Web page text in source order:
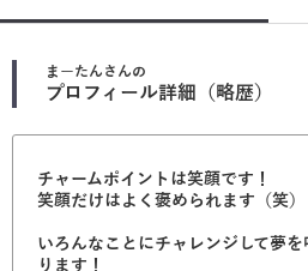
まーたん さんの
プロフィール詳細（略歴）
チャームポイントは笑顔です！
笑顔だけはよく褒められます（笑）
いろんなことにチャレンジして夢
ります！